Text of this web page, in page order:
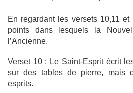
En regardant les versets 10,11
points dans lesquels la
l’Ancienne.
Verset 10 : Le Saint-Esprit écrit
sur des tables de pierre, mais
esprits.